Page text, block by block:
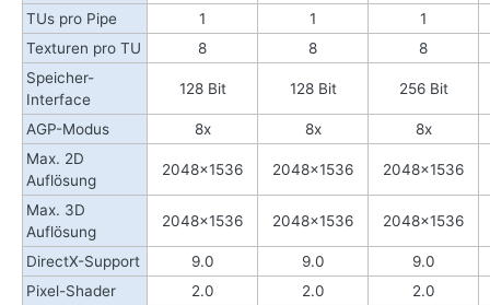
TUs pro Pipe
1 1
1
Texturen pro TU
8 8
8
Speicher-
Interface
128 Bit 128 Bit 256 Bit
AGP-Modus 8x 8x
8x
Max. 2D
Auflösung
2048x1536 2048x1536 2048x1536
Max. 3D
Auflösung
2048x1536 2048x1536 2048x1536
DirectX-Support 9.0 9.0
9.0
Pixel-Shader
2.0 2.0
2.0